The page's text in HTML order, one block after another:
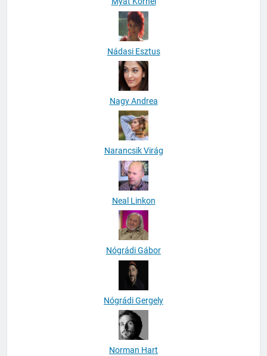
Nádasi Esztus
Nagy Andrea
Narancsik Virág
Neal Linkon
Nógrádi Gábor
Nógrádi Gergely
Norman Hart